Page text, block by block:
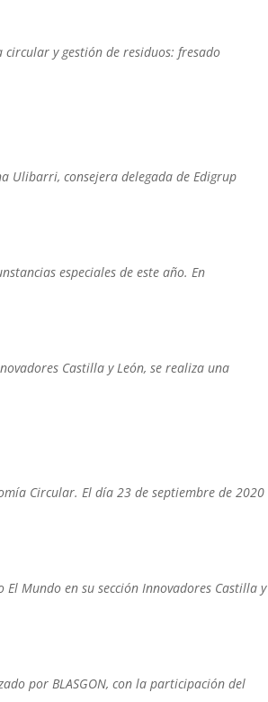
circular y gestión de residuos: fresado
Ulibarri, consejera delegada de Edigrup
especiales de este año. En
Castilla y León, se realiza una
Circular. El día 23 de septiembre de 2020
Mundo en su sección Innovadores Castilla y
por BLASGON, con la participación del